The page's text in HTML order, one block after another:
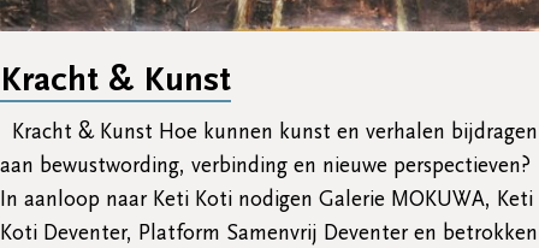
Kracht & Kunst
Kracht & Kunst Hoe kunnen kunst en verhalen bijdragen
aan bewustwording, verbinding en nieuwe perspectieven?
In aanloop naar Keti Koti nodigen Galerie MOKUWA, Keti
Koti Deventer, Platform Samenvrij Deventer en betrokken